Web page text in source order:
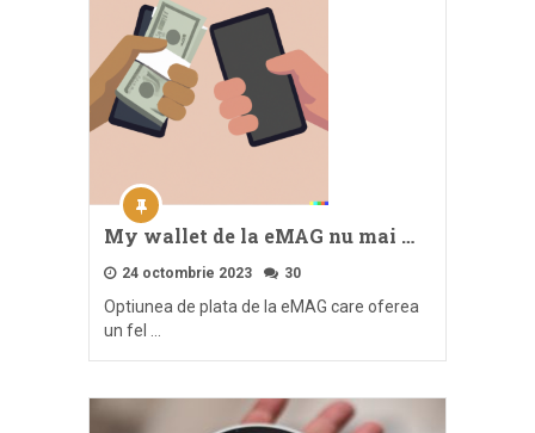
My wallet de la eMAG nu mai …
24 octombrie 2023 30
Optiunea de plata de la eMAG care oferea
un fel …